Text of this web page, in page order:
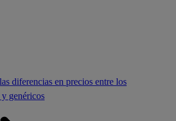
diferencias en precios entre los
genéricos